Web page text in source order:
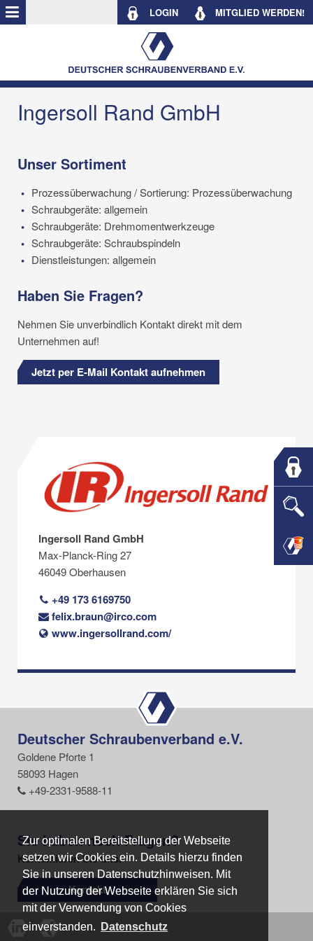
Zur optimalen Bereitstellung der Webseite
setzen wir Cookies ein. Details hierzu finden
Sie in unseren Datenschutzhinweisen. Mit
der Nutzung der Webseite erklären Sie sich
mit der Verwendung von Cookies
einverstanden.
Datenschutz
Zur optimalen Bereitstellung der Webseite
setzen wir Cookies ein. Details hierzu finden
Sie in unseren Datenschutzhinweisen. Mit
der Nutzung der Webseite erklären Sie sich
mit der Verwendung von Cookies
einverstanden.
Datenschutz
LOGIN MITGLIED WERDEN!
Ingersoll Rand GmbH
Unser Sortiment
Prozessüberwachung / Sortierung: Prozessüberwachung
Schraubgeräte: allgemein
Schraubgeräte: Drehmomentwerkzeuge
Schraubgeräte: Schraubspindeln
Dienstleistungen: allgemein
Haben Sie Fragen?
Nehmen Sie unverbindlich Kontakt direkt mit dem
Unternehmen auf!
Jetzt per E-Mail Kontakt aufnehmen
Ingersoll Rand GmbH
Max-Planck-Ring 27
46049 Oberhausen
+49 173 6169750
felix.braun@irco.com
www.ingersollrand.com/
Deutscher Schraubenverband e.V.
Goldene Pforte 1
58093 Hagen
+49-2331-9588-11
Sie haben noch Fragen?
Kontaktieren Sie uns.
Kontakt